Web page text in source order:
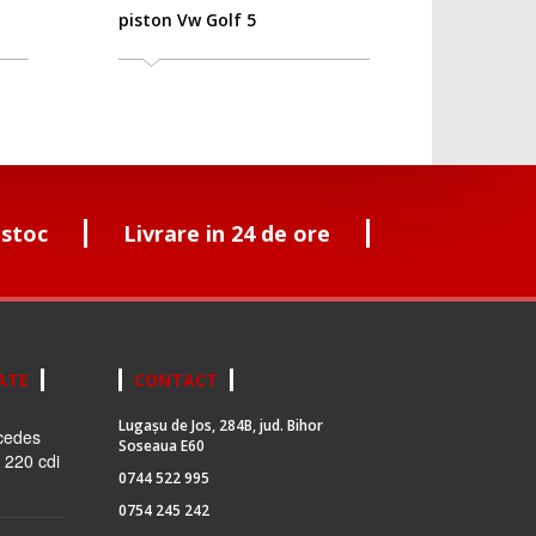
piston Vw Golf 5
Livrare in 24 de ore
cdi
CONTACT
Lugașu de Jos, 284B, jud. Bihor
Soseaua E60
0744 522 995
0754 245 242